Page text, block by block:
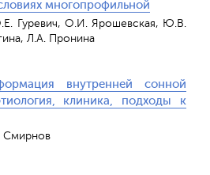
многопрофильной
Гуревич, О.И. Ярошевская, Ю.В.
Л.А. Пронина
внутренней сонной
клиника, подходы к
Смирнов